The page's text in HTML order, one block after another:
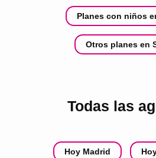
Planes con niños
Otros planes en
Todas las
Hoy Madrid